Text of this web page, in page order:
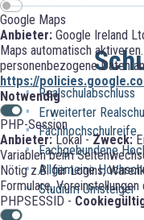
Google Maps
Anbieter: Google Ireland
Maps automatisch
personenbezogene Daten
https://
Notwendig
PHP-Session
Anbieter:Lokal -Zweck:
Variablen beim
Nötig z.B. für Logins,
Formulare, Voreinstellungen
PHPSESSID -
Realschulabschluss
Erweiterter
Fachhochschulreife
Fachgebundene
Allgemeine
Studium Umsteiger